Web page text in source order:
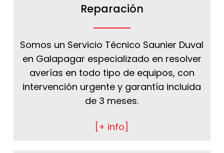
Reparación
Somos un Servicio Técnico Saunier Duval
en Galapagar especializado en resolver
averías en todo tipo de equipos, con
intervención urgente y garantía incluida
de 3 meses.
[+ info]